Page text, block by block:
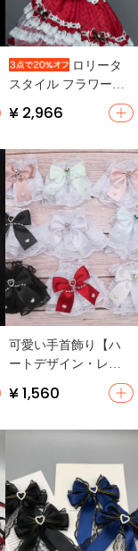
ロリータ
スタイル フラワー付
きシフォンダウンヘ
アバンド【クリスマ
¥ 2,966
可愛い手首飾り【ハ
ートデザイン・レー
スフリル・リボン付
き・夏用】
¥ 1,560